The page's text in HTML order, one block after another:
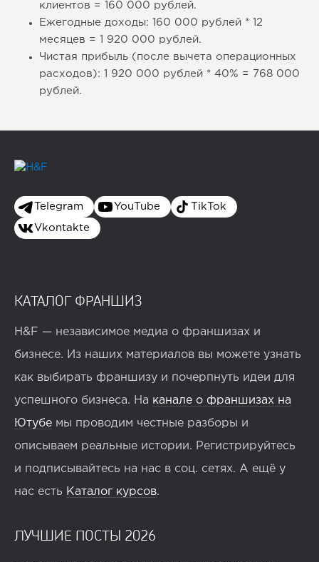
клиентов = 160 000 рублей.
Ежегодные доходы: 160 000 рублей * 12
месяцев = 1 920 000 рублей.
Чистая прибыль (после вычета операционных
расходов): 1 920 000 рублей * 40% = 768 000
рублей.
Telegram YouTube TikTok
Vkontakte
КАТАЛОГ ФРАНШИЗ
H&F — независимое медиа о франшизах и
бизнесе. Из наших материалов вы можете узнать
как выбирать франшизу и почерпнуть идеи для
успешного бизнеса. На канале о франшизах на
Ютубе мы проводим честные разборы и
описываем реальные истории. Регистрируйтесь
и подписывайтесь на нас в соц. сетях. А ещё у
нас есть Каталог курсов.
ЛУЧШИЕ ПОСТЫ 2026